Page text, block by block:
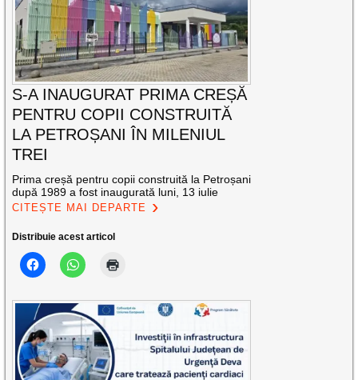
S-A INAUGURAT PRIMA CREȘĂ
PENTRU COPII CONSTRUITĂ
LA PETROȘANI ÎN MILENIUL
TREI
Prima creșă pentru copii construită la Petroșani
după 1989 a fost inaugurată luni, 13 iulie
CITEȘTE MAI DEPARTE
Distribuie acest articol